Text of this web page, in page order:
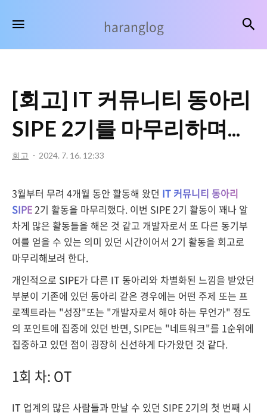
haranglog
[회고] IT 커뮤니티 동아리
SIPE 2기를 마무리하며...
회고 2024. 7. 16. 12:33
3월부터 무려 4개월 동안 활동해 왔던 IT 커뮤니티 동아리
SIPE2기 활동을 마무리했다. 이번 SIPE 2기 활동이 꽤나 알
차게 많은 활동들을 해온 것 같고 개발자로서 또 다른 동기부
여를 얻을 수 있는 의미 있던 시간이어서 2기 활동을 회고로
마무리해보려 한다.
개인적으로 SIPE가 다른 IT 동아리와 차별화된 느낌을 받았던
부분이 기존에 있던 동아리 같은 경우에는 어떤 주제 또는 프
로젝트라는 "성장"또는 "개발자로서 해야 하는 무언가" 정도
의 포인트에 집중에 있던 반면, SIPE는 "네트워크"를 1순위에
집중하고 있던 점이 굉장히 신선하게 다가왔던 것 같다.
1회 차: OT
IT 업계의 많은 사람들과 만날 수 있던 SIPE 2기의 첫 번째 시